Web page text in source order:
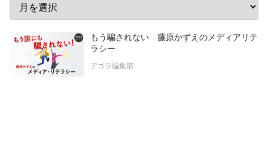
もう騙されない 藤原かずえのメディアリテ
ラシー
アゴラ編集部